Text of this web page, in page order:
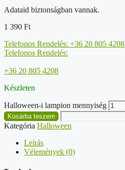
Adataid biztonságban vannak.
1 390 Ft
Telefonos Rendelés: +36 20 805 4208
Telefonos Rendelés:
+36 20 805 4208
Készleten
Halloween-i lampion mennyiség
Kosárba teszem
Kategória Halloween
Leírás
Vélemények (0)